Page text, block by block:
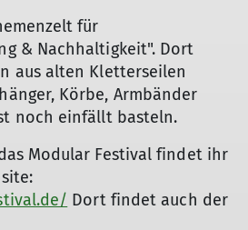
für
& Nachhaltigkeit". Dort
aus alten Kletterseilen
Körbe, Armbänder
noch einfällt basteln.
Modular Festival findet ihr
Dort findet auch der